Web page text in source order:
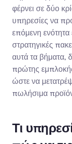
φέρνει σε δύο
υπηρεσίες να
επόμενη
στρατηγικές
αυτά τα βήματα,
πρώτης
ώστε να
πωλήσιμα
Τι